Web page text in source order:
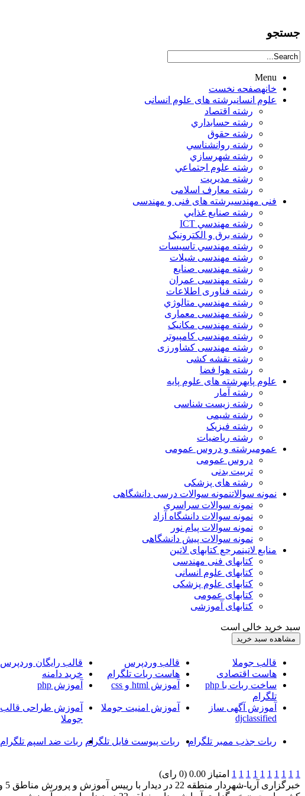
جستجو
Menu
خانهصفحه نخست
علوم انسانيرشته های علوم انسانی
رشته اقتصاد
رشته حسابداري
رشته حقوق
رشته روانشناسي
رشته شهرسازي
رشته علوم اجتماعي
رشته مديريت
رشته معارف اسلامی
فنی مهندسیرشته های فنی و مهندسی
رشته صنايع غذايي
رشته مهندسي ICT
رشته برق و الکترونيک
رشته مهندسي تاسيسات
رشته مهندسی شیلات
رشته مهندسی صنایع
رشته مهندسی عمران
رشته فناوری اطلاعات
رشته مهندسي متالوژي
رشته مهندسی معماری
رشته مهندسی مکانیک
رشته مهندسی کامپیوتر
رشته مهندسی کشاورزی
رشته نقشه کشی
رشته هوا فضا
علوم پایهرشته های علوم پایه
رشته آمار
رشته زیست شناسی
رشته شیمی
رشته فیزیک
رشته ریاضیات
عمومیرشته و دروس عمومی
دروس عمومی
تربیت بدنی
رشته های پزشکی
نمونه سوالاتنمونه سوالات درسی دانشگاهی
نمونه سوالات سراسری
نمونه سوالات دانشگاه آزاد
نمونه سوالات پیام نور
نمونه سوالات پیش دانشگاهی
منابع لاتینمرجع کتابهای لاتین
کتابهای فنی مهندسی
کتابهای علوم انسانی
کتابهای علوم پزشکی
کتابهای عمومی
کتابهای آموزشی
سبد خرید خالی است
قالب جوملا قالب وردپرس قالب رایگان وردپرس
هاست اقتصادی
هاست ربات تلگرام خرید دامنه
ساخت ربات با php
تلگرام
آموزش html و css آموزش php
آموزش آگهی ساز
djclassified
آموزش امنیت جوملا
آموزش طراحی قالب
جوملا
ربات جذب ممبر تلگرام
ربات پیوست فایل تلگرام ربات ضد اسپم تلگرام
1
1
1
1
1
1
1
1
1
1 امتیاز 0.00 (0 رای)